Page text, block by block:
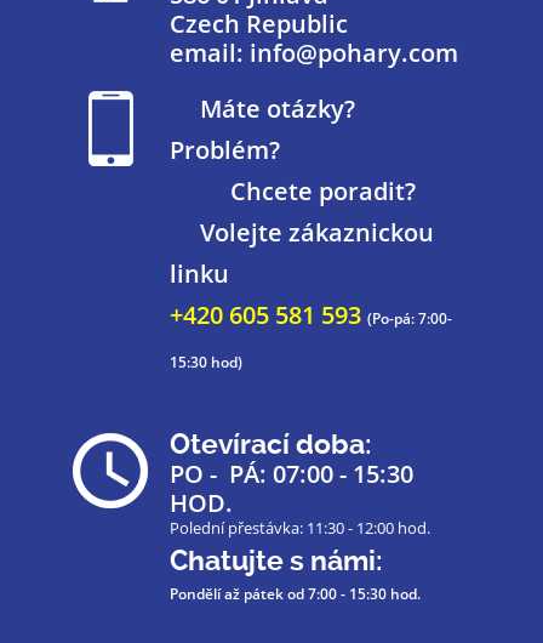
Czech Republic
email: info@pohary.com
Máte otázky?
Problém?
Chcete poradit?
Volejte zákaznickou
linku
+420 605 581 593 (Po-pá: 7:00-
15:30 hod)
Otevírací doba:
PO - PÁ: 07:00 - 15:30
HOD.
Polední přestávka: 11:30 - 12:00 hod.
Chatujte s námi:
Pondělí až pátekod 7:00 - 15:30 hod.